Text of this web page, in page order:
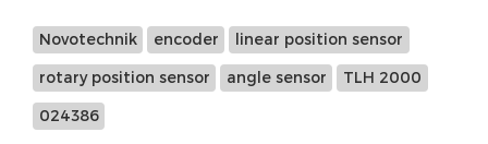
Novotechnik encoder linear position sensor
rotary position sensor angle sensor TLH 2000
024386